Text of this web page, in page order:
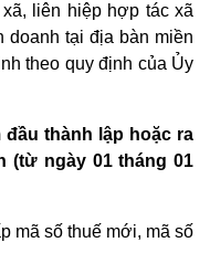
liên hiệp hợp tác xã
doanh tại địa bàn miền
theo quy định của Ủy
đầu thành lập hoặc ra
(từ ngày 01 tháng 01
mã số thuế mới, mã số